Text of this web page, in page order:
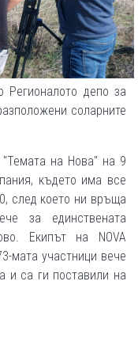
депо за
соларните
на Нова" на 9
където има все
след което ни връща
за единствената
Екипът на NOVA
мата участници вече
и са ги поставили на